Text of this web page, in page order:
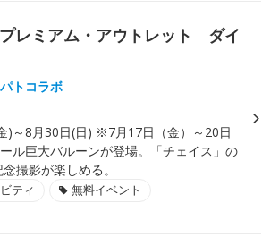
レミアム・アウトレット ダイ
トコラボ
)～8月30日(日) ※7月17日（金）～20日
ル巨大バルーンが登場。「チェイス」の
撮影が楽しめる。
ティ 無料イベント